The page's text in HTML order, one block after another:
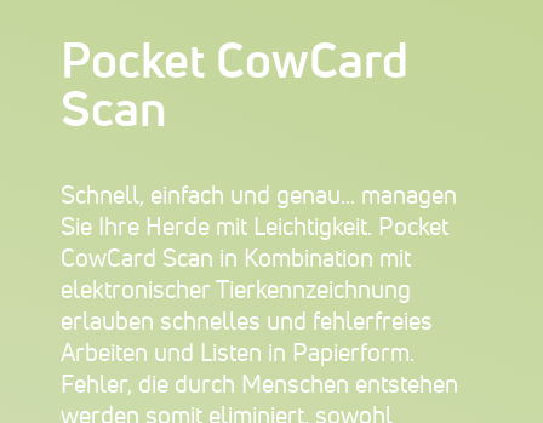
Pocket CowCard
Scan
Schnell, einfach und genau… managen
Sie Ihre Herde mit Leichtigkeit. Pocket
CowCard Scan in Kombination mit
elektronischer Tierkennzeichnung
erlauben schnelles und fehlerfreies
Arbeiten und Listen in Papierform.
Fehler, die durch Menschen entstehen
werden somit eliminiert, sowohl